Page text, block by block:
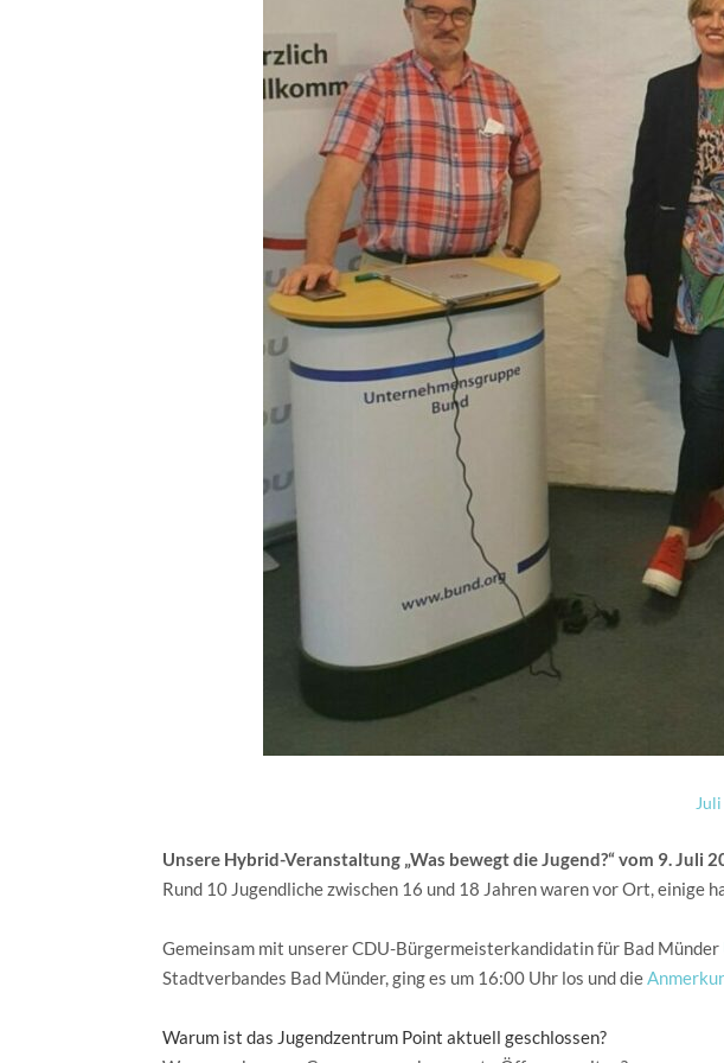
Unsere Hybrid-Veranstaltung „Was bewegt die Jugend?“ vom 9. Juli
Rund 10 Jugendliche zwischen 16 und 18 Jahren waren vor Ort, einige
Gemeinsam mit unserer CDU-Bürgermeisterkandidatin für Bad Münder
Stadtverbandes Bad Münder, ging es um 16:00 Uhr los und die
Warum ist das Jugendzentrum Point aktuell geschlossen?